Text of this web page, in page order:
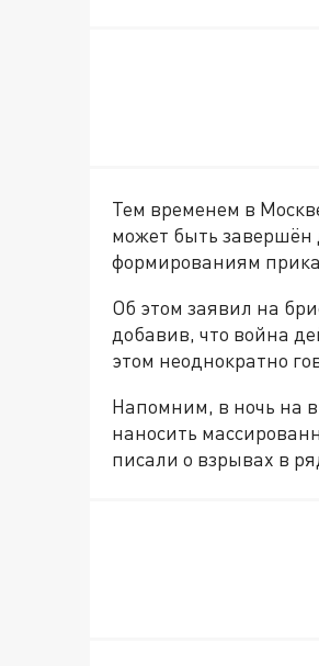
Тем временем в
может быть завершён
формированиям
Об этом заявил на
добавив, что война
этом неоднократно
Напомним, в ночь на
наносить
писали о взрывах в